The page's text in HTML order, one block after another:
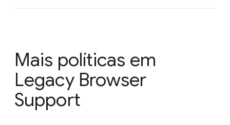
Mais políticas em
Legacy Browser
Support